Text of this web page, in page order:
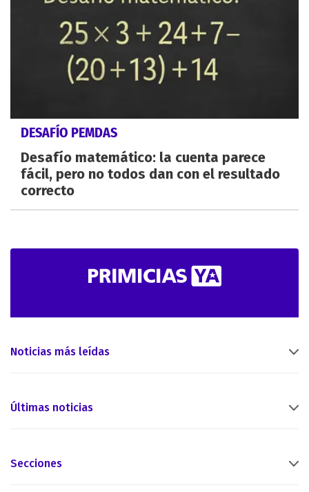
DESAFÍO PEMDAS
Desafío matemático: la cuenta parece
fácil, pero no todos dan con el resultado
correcto
Noticias más leídas
Últimas noticias
Secciones